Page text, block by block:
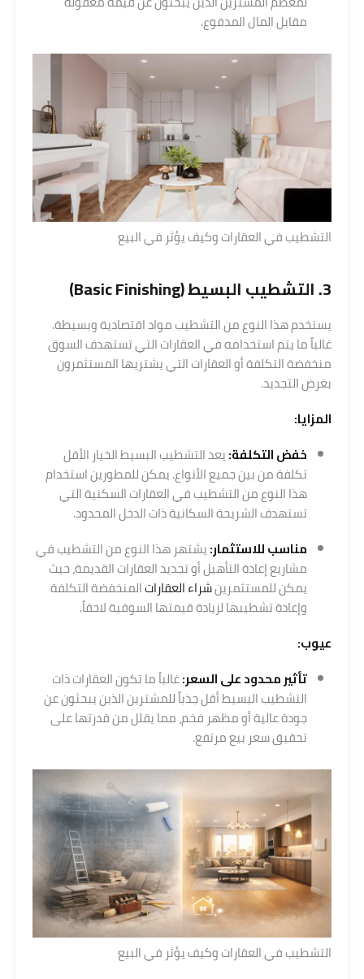
مقابل المال المدفوع.
التشطيب في العقارات وكيف يؤثر في البيع
3. التشطيب البسيط (Basic Finishing)
يستخدم هذا النوع من التشطيب مواد اقتصادية وبسيطة.
غالباً ما يتم استخدامه في العقارات التي تستهدف السوق
منخفضة التكلفة أو العقارات التي يشتريها المستثمرون
بغرض التجديد.
المزايا:
خفض التكلفة:يعد التشطيب البسيط الخيار الأقل
تكلفة من بين جميع الأنواع. يمكن للمطورين استخدام
هذا النوع من التشطيب في العقارات السكنية التي
تستهدف الشريحة السكانية ذات الدخل المحدود.
مناسب للاستثمار:يشتهر هذا النوع من التشطيب في
مشاريع إعادة التأهيل أو تجديد العقارات القديمة، حيث
يمكن للمستثمرينشراء العقاراتالمنخفضة التكلفة
وإعادة تشطيبها لزيادة قيمتها السوقية لاحقاً.
عيوب:
تأثير محدود على السعر:غالباً ما تكون العقارات ذات
التشطيب البسيط أقل جذباً للمشترين الذين يبحثون عن
جودة عالية أو مظهر فخم، مما يقلل من قدرتها على
تحقيق سعر بيع مرتفع.
التشطيب في العقارات وكيف يؤثر في البيع